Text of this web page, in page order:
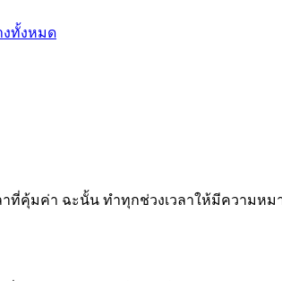
งทั้งหมด
ที่คุ้มค่า ฉะนั้น ทำทุกช่วงเวลาให้มีความห